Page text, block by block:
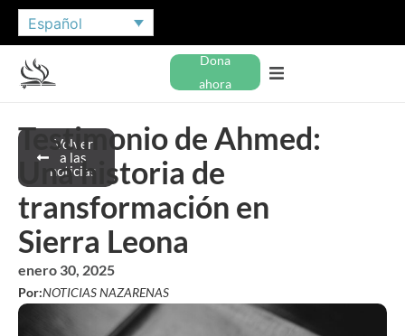
Español
Dona
ahora
Volver
a las
noticias
Testimonio de Ahmed:
Una historia de
transformación en
Sierra Leona
enero 30, 2025
Por:NOTICIAS NAZARENAS